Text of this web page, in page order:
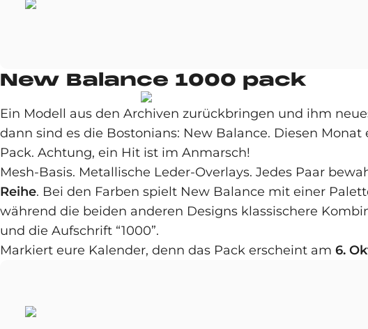
New Balance 1000 pack
Ein Modell aus den Archiven zurückbringen und ihm
dann sind es die Bostonians: New Balance. Diesen
Pack. Achtung, ein Hit ist im Anmarsch!
Mesh-Basis. Metallische Leder-Overlays. Jedes Paar
Reihe. Bei den Farben spielt New Balance mit einer
während die beiden anderen Designs klassischere
und die Aufschrift “1000”.
Markiert eure Kalender, denn das Pack erscheint am 6.